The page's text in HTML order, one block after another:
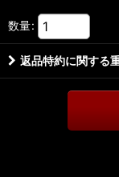
数量:
返品特約に関する